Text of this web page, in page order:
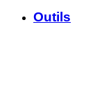
Outils